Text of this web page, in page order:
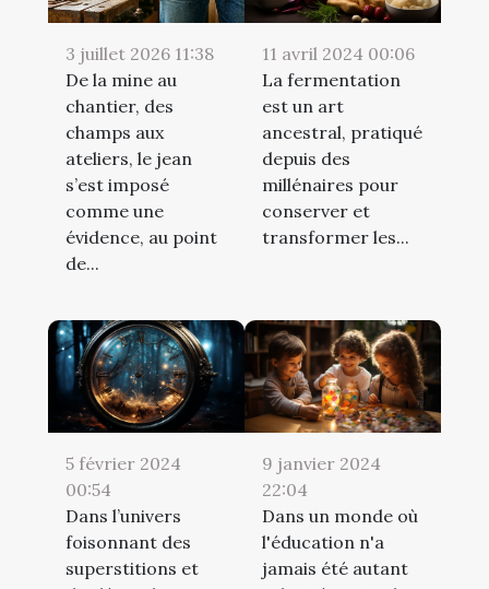
3 juillet 2026 11:38
De la mine au
chantier, des
champs aux
ateliers, le jean
s’est imposé
comme une
évidence, au point
de...
11 avril 2024 00:06
La fermentation
est un art
ancestral, pratiqué
depuis des
millénaires pour
conserver et
transformer les...
5 février 2024
00:54
Dans l’univers
foisonnant des
superstitions et
9 janvier 2024
22:04
Dans un monde où
l'éducation n'a
jamais été autant